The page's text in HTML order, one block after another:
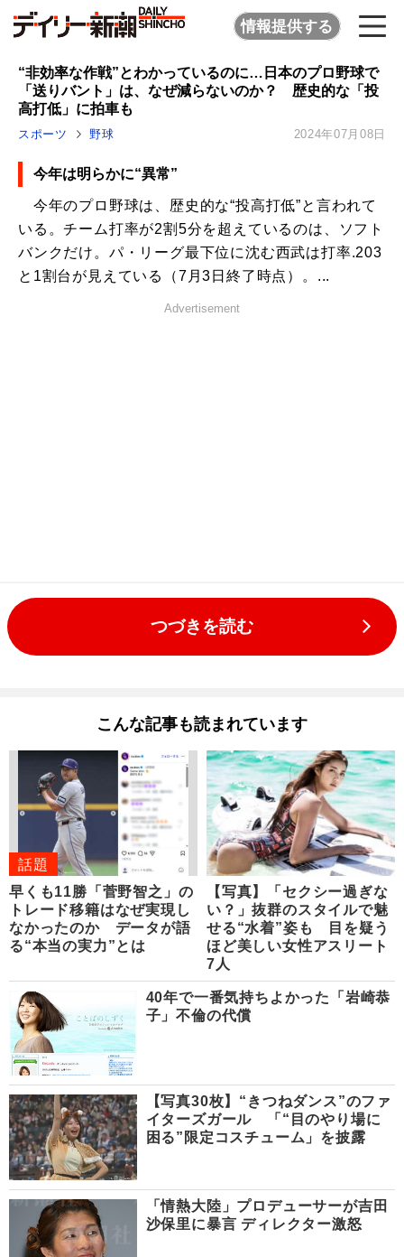
情報提供する
“非効率な作戦”とわかっているのに…日本のプロ野球で
「送りバント」は、なぜ減らないのか？ 歴史的な「投
高打低」に拍車も
スポーツ 野球 2024年07月08日
今年は明らかに“異常”
今年のプロ野球は、歴史的な“投高打低”と言われて
いる。チーム打率が2割5分を超えているのは、ソフト
バンクだけ。パ・リーグ最下位に沈む西武は打率.203
と1割台が見えている（7月3日終了時点）。...
Advertisement
つづきを読む
こんな記事も読まれています
話題
早くも11勝「菅野智之」の
トレード移籍はなぜ実現し
なかったのか データが語
る“本当の実力”とは
【写真】「セクシー過ぎな
い？」抜群のスタイルで魅
せる“水着”姿も 目を疑う
ほど美しい女性アスリート
7人
40年で一番気持ちよかった「岩崎恭
子」不倫の代償
【写真30枚】“きつねダンス”のファ
イターズガール 「“目のやり場に
困る”限定コスチューム」を披露
「情熱大陸」プロデューサーが吉田
沙保里に暴言 ディレクター激怒